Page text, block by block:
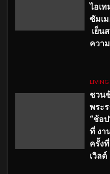
ไอเ
ซัมเ
เย็น
ควา
LIVING
ชวน
พระ
“ช้อ
ที่ งา
ครั้ง
เวิลด์